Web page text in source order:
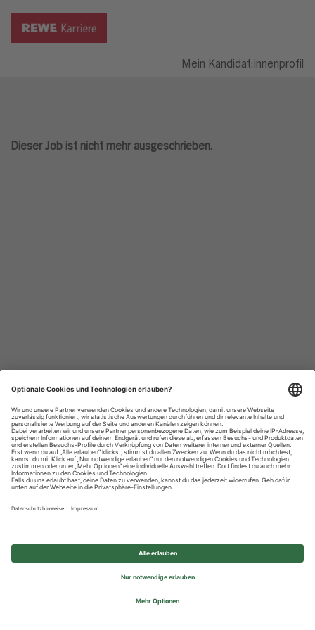
Mein Kandidat:innenprofil
Dieser Job ist nicht mehr ausgeschrieben.
Datenschutzhinweise
Impressum
Privatsphäre-Einstellungen
© 2026 REWE Group - All rights reserved